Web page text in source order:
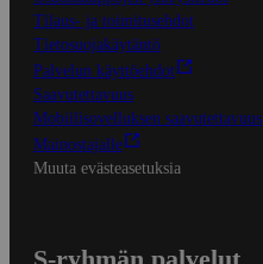
Tilaus- ja toimitusehdot
Tietosuojakäytäntö
Palvelun käyttöehdot
Saavutettavuus
Mobiilisovelluksen saavutettavuus
Mainostajalle
Muuta evästeasetuksia